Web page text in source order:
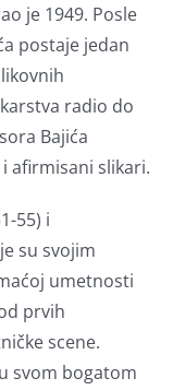
je 1949. Posle
postaje jedan
radio do
Bajića
afirmisani slikari.
55) i
su svojim
umetnosti
prvih
scene.
svom bogatom